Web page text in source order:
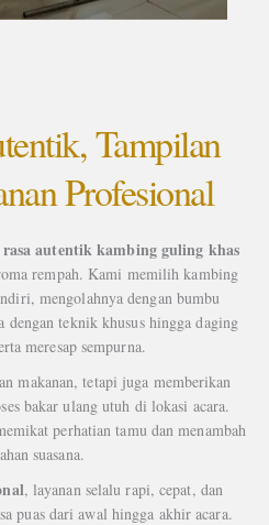
Tampilan
Profesional
autentik kambing guling khas
rempah. Kami memilih kambing
mengolahnya dengan bumbu
dengan teknik khusus hingga daging
meresap sempurna.
makanan, tetapi juga memberikan
bakar ulang utuh di lokasi acara.
perhatian tamu dan menambah
suasana.
, layanan selalu rapi, cepat, dan
puas dari awal hingga akhir acara.